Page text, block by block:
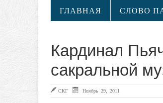
ГЛАВНАЯ СЛОВО
Кардинал
сакральной
СКГ Ноябрь 29, 2011